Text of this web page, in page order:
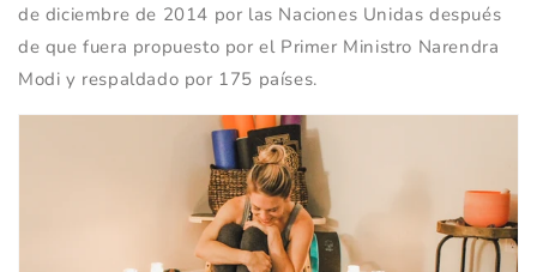
de diciembre de 2014 por las Naciones Unidas después
de que fuera propuesto por el Primer Ministro Narendra
Modi y respaldado por 175 países.